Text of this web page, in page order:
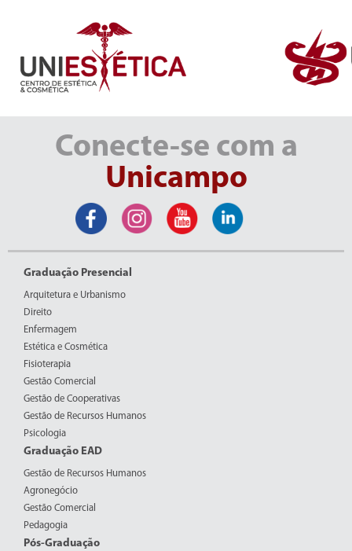
Conecte-se com a
Unicampo
Graduação Presencial
Arquitetura e Urbanismo
Direito
Enfermagem
Estética e Cosmética
Fisioterapia
Gestão Comercial
Gestão de Cooperativas
Gestão de Recursos Humanos
Psicologia
Graduação EAD
Gestão de Recursos Humanos
Agronegócio
Gestão Comercial
Pedagogia
Pós-Graduação